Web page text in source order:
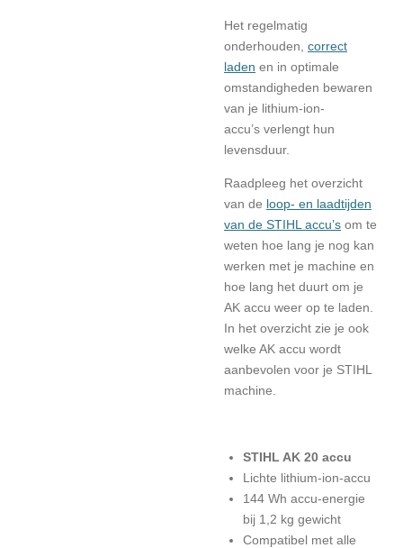
Het regelmatig
onderhouden, correct
laden en in optimale
omstandigheden bewaren
van je lithium-ion-
accu’s verlengt hun
levensduur.
Raadpleeg het overzicht
van de loop- en laadtijden
van de STIHL accu’s om te
weten hoe lang je nog kan
werken met je machine en
hoe lang het duurt om je
AK accu weer op te laden.
In het overzicht zie je ook
welke AK accu wordt
aanbevolen voor je STIHL
machine.
STIHL AK 20 accu
Lichte lithium-ion-accu
144 Wh accu-energie
bij 1,2 kg gewicht
Compatibel met alle